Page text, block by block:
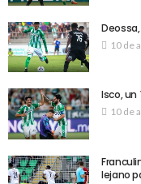
10 de
Isco, un
10 de
lejano